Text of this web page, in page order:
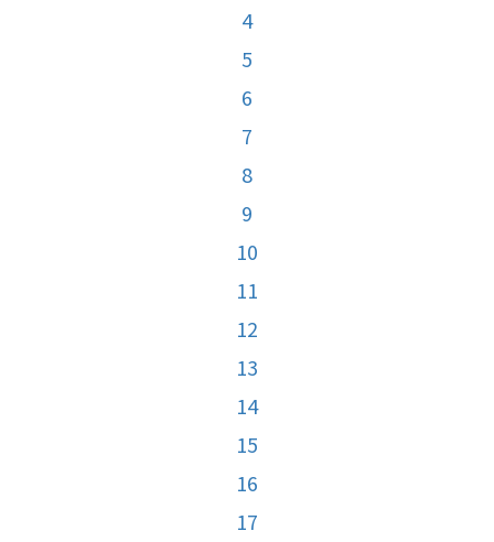
4
5
6
7
8
9
10
11
12
13
14
15
16
17